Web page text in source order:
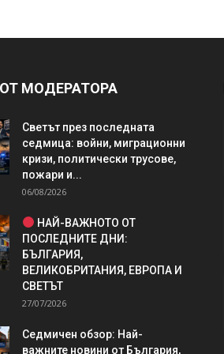
МОДЕРАТОРА
Светът през последната
седмица: войни, миграционни
кризи, политически трусове,
пожари и...
06/08/2026
НАЙ-ВАЖНОТО ОТ
ПОСЛЕДНИТЕ ДНИ:
БЪЛГАРИЯ,
ВЕЛИКОБРИТАНИЯ, ЕВРОПА И
СВЕТЪТ
27/07/2026
Седмичен обзор: Най-
важните новини от България,